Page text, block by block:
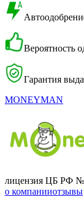
Вероятность
Гарантия
MONEYMAN
лицензия ЦБ РФ
о компанииотзывы